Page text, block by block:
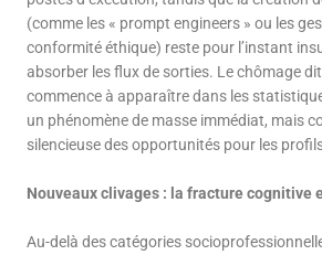
(comme les « prompt engineers » ou les
conformité éthique) reste pour l’instant
absorber les flux de sorties. Le chômage
commence à apparaître dans les
un phénomène de masse immédiat, mais
silencieuse des opportunités pour les
Nouveaux clivages : la fracture cognitive
Au-delà des catégories